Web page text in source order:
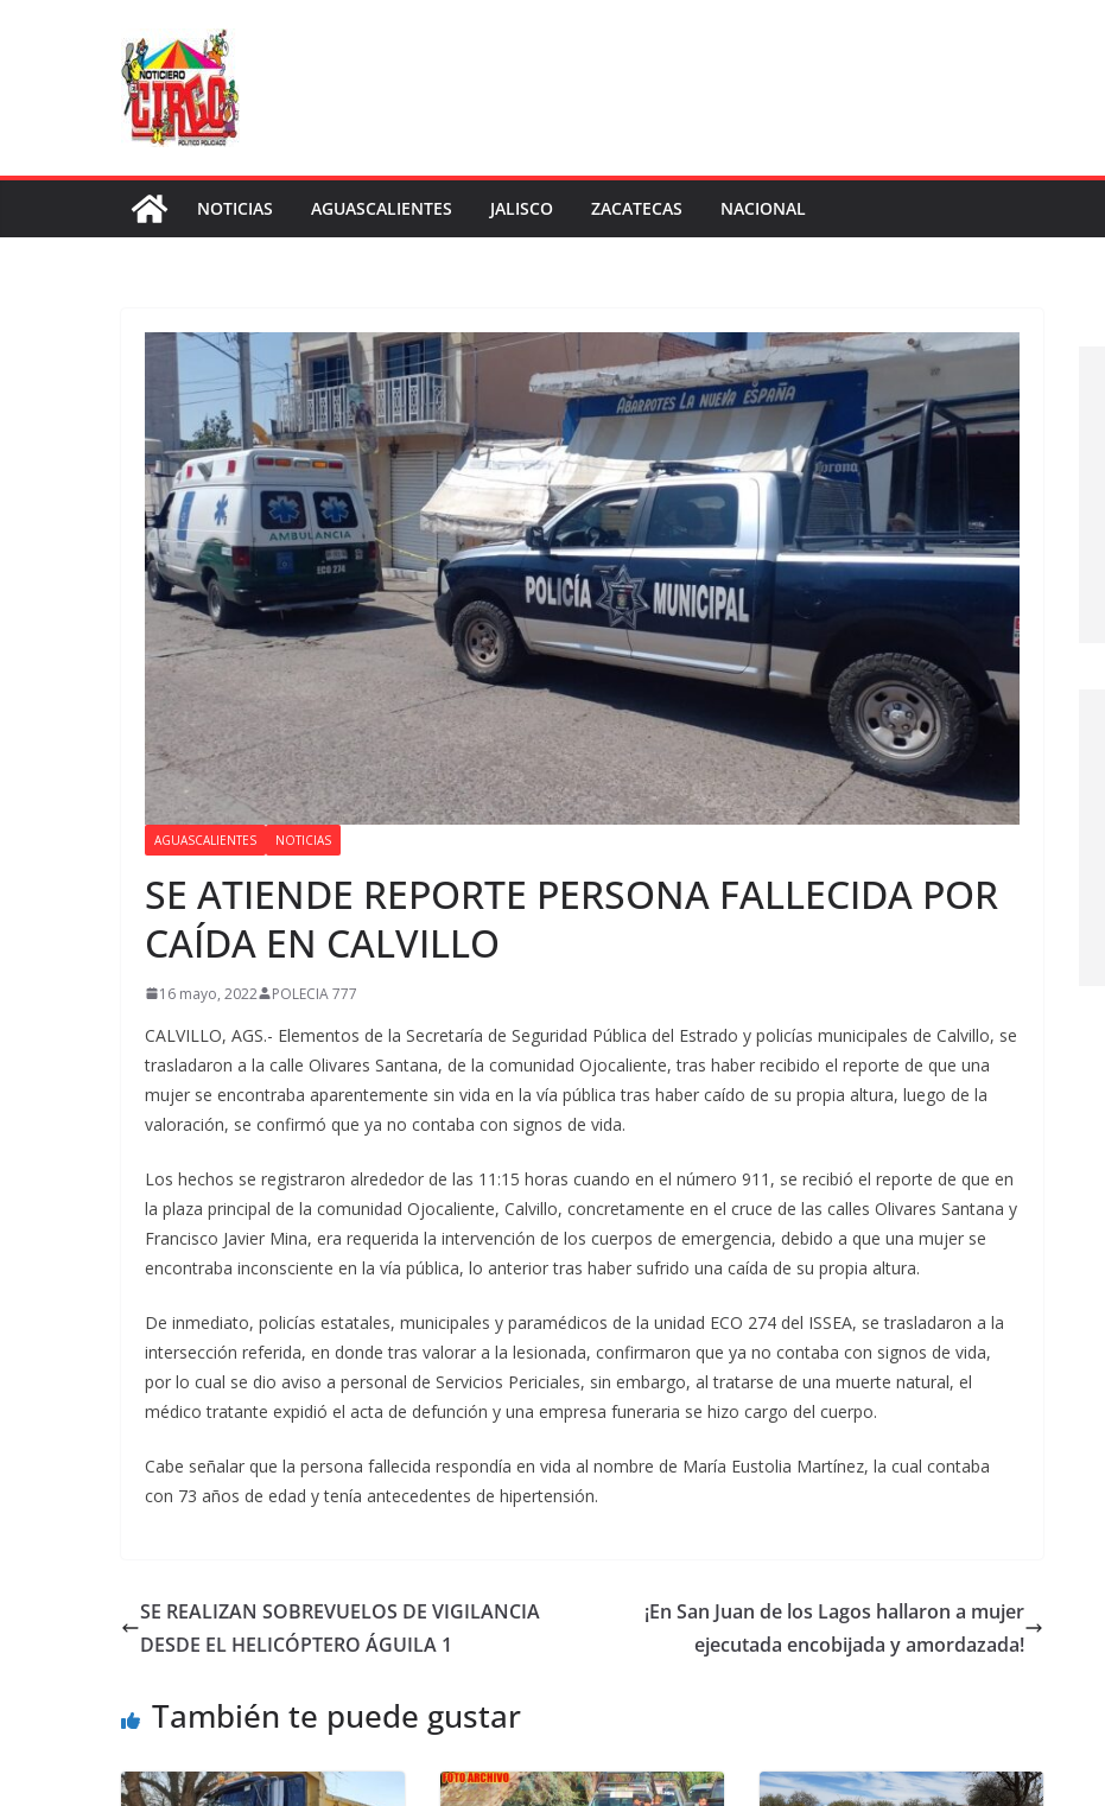
NOTICIAS AGUASCALIENTES JALISCO ZACATECAS NACIONAL
AGUASCALIENTES NOTICIAS
SE ATIENDE REPORTE PERSONA FALLECIDA POR
CAÍDA EN CALVILLO
16 mayo, 2022 POLECIA 777
CALVILLO, AGS.- Elementos de la Secretaría de Seguridad Pública del Estrado y policías municipales de Calvillo, se
trasladaron a la calle Olivares Santana, de la comunidad Ojocaliente, tras haber recibido el reporte de que una
mujer se encontraba aparentemente sin vida en la vía pública tras haber caído de su propia altura, luego de la
valoración, se confirmó que ya no contaba con signos de vida.
Los hechos se registraron alrededor de las 11:15 horas cuando en el número 911, se recibió el reporte de que en
la plaza principal de la comunidad Ojocaliente, Calvillo, concretamente en el cruce de las calles Olivares Santana y
Francisco Javier Mina, era requerida la intervención de los cuerpos de emergencia, debido a que una mujer se
encontraba inconsciente en la vía pública, lo anterior tras haber sufrido una caída de su propia altura.
De inmediato, policías estatales, municipales y paramédicos de la unidad ECO 274 del ISSEA, se trasladaron a la
intersección referida, en donde tras valorar a la lesionada, confirmaron que ya no contaba con signos de vida,
por lo cual se dio aviso a personal de Servicios Periciales, sin embargo, al tratarse de una muerte natural, el
médico tratante expidió el acta de defunción y una empresa funeraria se hizo cargo del cuerpo.
Cabe señalar que la persona fallecida respondía en vida al nombre de María Eustolia Martínez, la cual contaba
con 73 años de edad y tenía antecedentes de hipertensión.
SE REALIZAN SOBREVUELOS DE VIGILANCIA
DESDE EL HELICÓPTERO ÁGUILA 1
¡En San Juan de los Lagos hallaron a mujer
ejecutada encobijada y amordazada!
También te puede gustar